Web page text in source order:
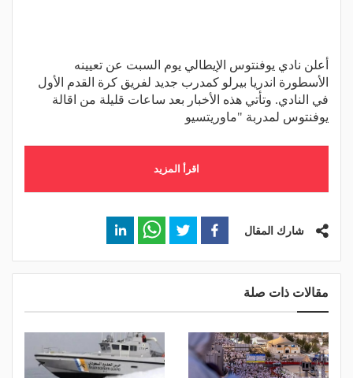
أعلن نادي يوفنتوس الإيطالي يوم السبت عن تعيينه
الأسطورة اندريا بيرلو كمدرب جديد لفريق كرة القدم الأول
في النادي. وتأتي هذه الأخبار بعد ساعات قليلة من اقالة
يوفنتوس لمدربة "ماوريتسيو
اقرأ المزيد
شارك المقال
مقالات ذات صلة